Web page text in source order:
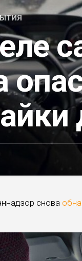
снова